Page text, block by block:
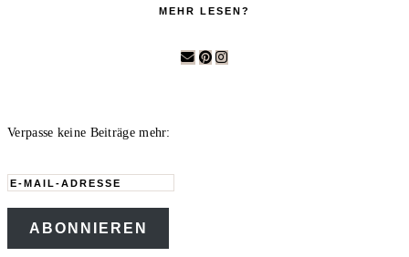
MEHR LESEN?
Verpasse keine Beiträge mehr:
E-
Mail-
Adresse
ABONNIEREN